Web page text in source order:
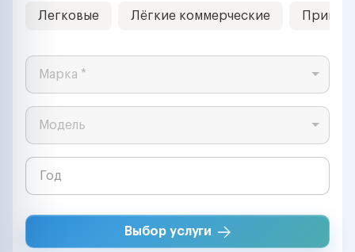
Легковые Лёгкие коммерческие
Марка *
Модель
Выбор услуги